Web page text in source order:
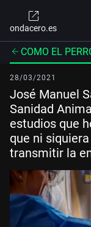
ondacero.es
COMO EL
28/03/2021
José Manuel
Sanidad
estudios que
que ni
transmitir la